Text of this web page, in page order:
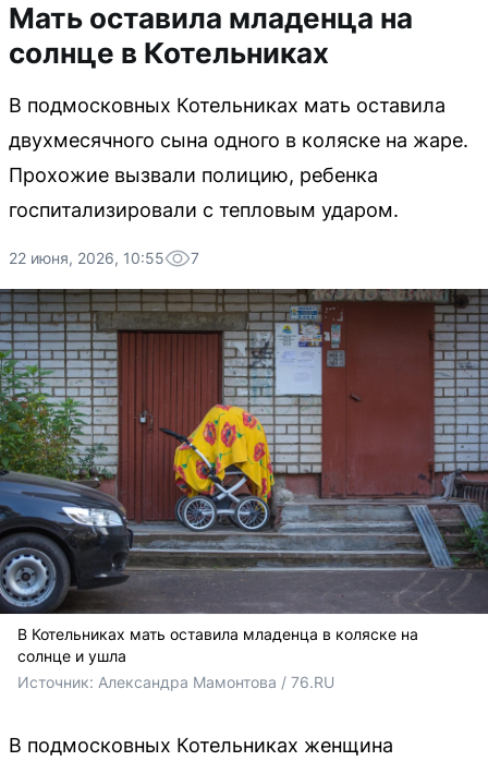
Мать оставила младенца на
солнце в Котельниках
В подмосковных Котельниках мать оставила
двухмесячного сына одного в коляске на жаре.
Прохожие вызвали полицию, ребенка
госпитализировали с тепловым ударом.
22 июня, 2026, 10:55 7
В Котельниках мать оставила младенца в коляске на
солнце и ушла
Источник: Александра Мамонтова / 76.RU
В подмосковных Котельниках женщина